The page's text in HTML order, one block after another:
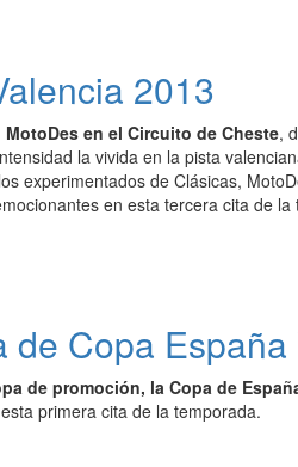
2013
en el Circuito de Cheste,
la vivida en la pista
experimentados de Clásicas,
en esta tercera cita de la
de Copa
de promoción, la Copa de
primera cita de la temporada.